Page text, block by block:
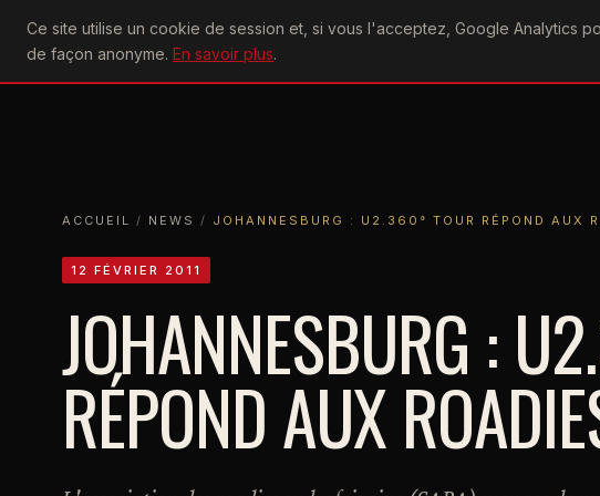
Ce site utilise un cookie de session et, si vous l'acceptez, Google Analytics
de façon anonyme. En savoir plus.
U2achtung
ACCUEIL
ACTU CONCERTS DISCOGRAPHIE
ACCUEIL / NEWS / JOHANNESBURG : U2.360° TOUR RÉPOND AUX
12 FÉVRIER 2011
JOHANNESBURG :
RÉPOND AUX